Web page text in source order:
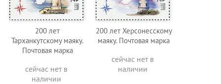
200 лет
Тарханкутскому маяку.
Почтовая марка
сейчас нет в
наличии
200 лет Херсонесскому
маяку. Почтовая марка
сейчас нет в
наличии